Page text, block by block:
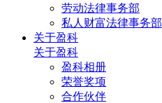
劳动法律事务部
私人财富法律事务部
关于盈科
关于盈科
盈科相册
荣誉奖项
合作伙伴